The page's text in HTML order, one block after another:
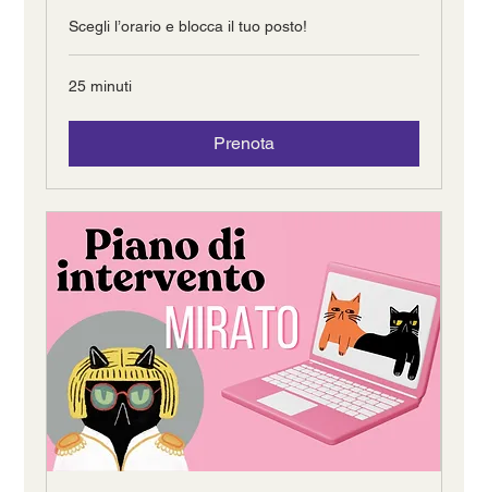
Scegli l’orario e blocca il tuo posto!
25 minuti
Prenota